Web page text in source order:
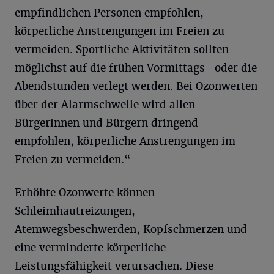
empfindlichen Personen empfohlen,
körperliche Anstrengungen im Freien zu
vermeiden. Sportliche Aktivitäten sollten
möglichst auf die frühen Vormittags- oder die
Abendstunden verlegt werden. Bei Ozonwerten
über der Alarmschwelle wird allen
Bürgerinnen und Bürgern dringend
empfohlen, körperliche Anstrengungen im
Freien zu vermeiden.“
Erhöhte Ozonwerte können
Schleimhautreizungen,
Atemwegsbeschwerden, Kopfschmerzen und
eine verminderte körperliche
Leistungsfähigkeit verursachen. Diese